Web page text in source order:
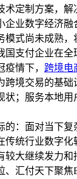
术定制方案，
企业数字经济融
式尚未成熟，
国支付企业在
情下， 跨境电
跨境交易的基
状；服务本地
的：面对当下
传统行业数字
较大继续发力
、汇付天下聚焦